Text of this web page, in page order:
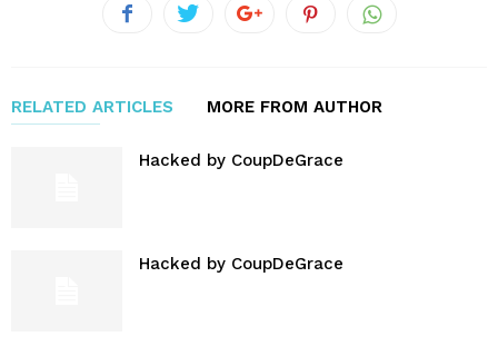
RELATED ARTICLES MORE FROM AUTHOR
Hacked by CoupDeGrace
Hacked by CoupDeGrace